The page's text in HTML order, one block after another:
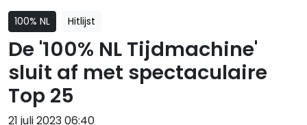
100% NL Hitlijst
De '100% NL Tijdmachine'
sluit af met spectaculaire
Top 25
21 juli 2023 06:40